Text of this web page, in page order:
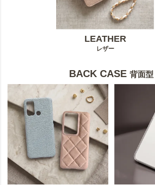
LEATHER
レザー
BACK CASE 背面型